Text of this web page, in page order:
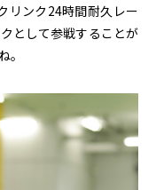
リンク24時間耐久レー
として参戦することが
。